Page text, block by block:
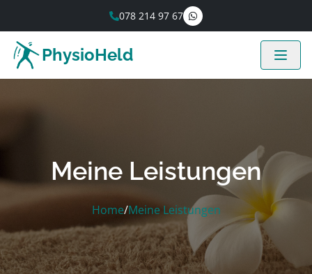
078 214 97 67
PhysioHeld
Meine Leistungen
Home/Meine Leistungen